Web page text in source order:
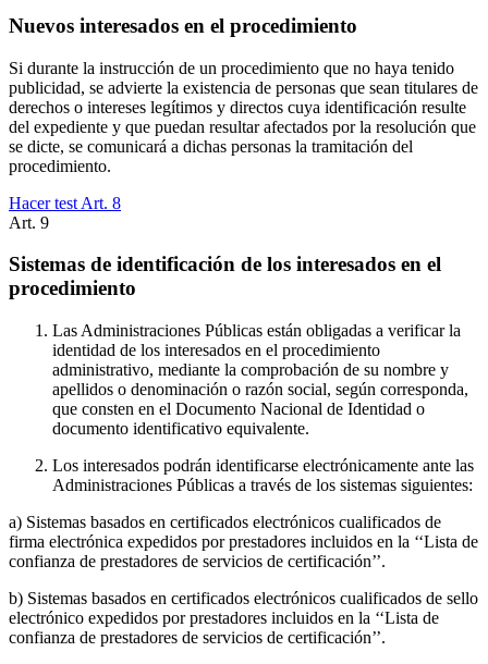
Nuevos interesados en el procedimiento
Si durante la instrucción de un procedimiento que no haya tenido
publicidad, se advierte la existencia de personas que sean titulares de
derechos o intereses legítimos y directos cuya identificación resulte
del expediente y que puedan resultar afectados por la resolución que
se dicte, se comunicará a dichas personas la tramitación del
procedimiento.
Hacer test Art. 8
Art. 9
Sistemas de identificación de los interesados en el
procedimiento
Las Administraciones Públicas están obligadas a verificar la
identidad de los interesados en el procedimiento
administrativo, mediante la comprobación de su nombre y
apellidos o denominación o razón social, según corresponda,
que consten en el Documento Nacional de Identidad o
documento identificativo equivalente.
Los interesados podrán identificarse electrónicamente ante las
Administraciones Públicas a través de los sistemas siguientes:
a) Sistemas basados en certificados electrónicos cualificados de
firma electrónica expedidos por prestadores incluidos en la ‘‘Lista de
confianza de prestadores de servicios de certificación’’.
b) Sistemas basados en certificados electrónicos cualificados de sello
electrónico expedidos por prestadores incluidos en la ‘‘Lista de
confianza de prestadores de servicios de certificación’’.